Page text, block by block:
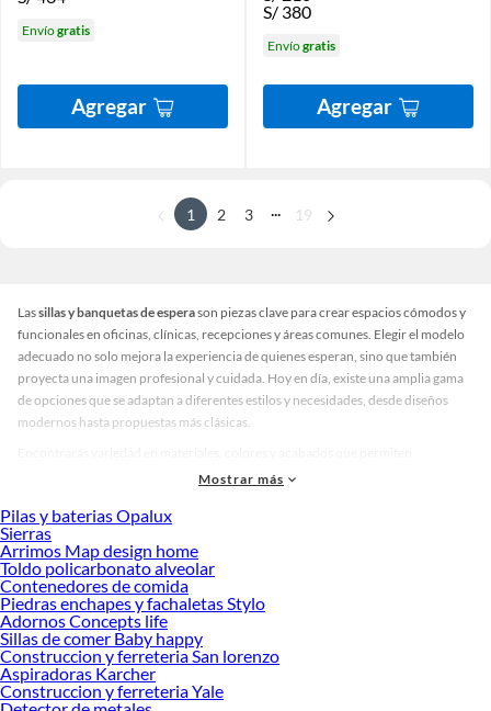
Envíogratis
Agregar
S/ 380
Envíogratis
Agregar
1 2 3 19
Lassillas y banquetas de esperason piezas clave para crear espacios cómodos y
funcionales en oficinas, clínicas, recepciones y áreas comunes. Elegir el modelo
adecuado no solo mejora la experiencia de quienes esperan, sino que también
proyecta una imagen profesional y cuidada. Hoy en día, existe una amplia gama
de opciones que se adaptan a diferentes estilos y necesidades, desde diseños
modernos hasta propuestas más clásicas.
personalizar cada ambiente. Hay modelos tapizados para mayor confort,
aportan calidez. Esta diversidad facilita comparar y seleccionar la alternativa
que mejor se ajuste a tu espacio, logrando armonía entre estética y
funcionalidad.
Invertir en sillas y banquetas de espera de calidad garantiza durabilidad y
comodidad, factores esenciales para transmitir confianza y bienestar. Descubre
cuál se adapta mejor a ti y crea un entorno que hable bien de tu marca. Conoce
más sobre sus beneficios y explora nuestras colecciones disponibles para
encontrar la solución ideal. Elegir correctamente hoy significa ofrecer una
experiencia positiva a cada visitante.
Mostrar más
Pilas y baterias Opalux
Sierras
Arrimos Map design home
Toldo policarbonato alveolar
Contenedores de comida
Piedras enchapes y fachaletas Stylo
Adornos Concepts life
Sillas de comer Baby happy
Construccion y ferreteria San lorenzo
Aspiradoras Karcher
Construccion y ferreteria Yale